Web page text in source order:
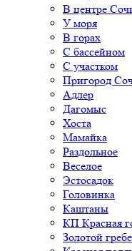
В центре
У моря
В горах
С бассейном
С участком
Пригород
Адлер
Дагомыс
Хоста
Мамайка
Раздольное
Веселое
Эстосадок
Головинка
Каштаны
КП Красная
Золотой